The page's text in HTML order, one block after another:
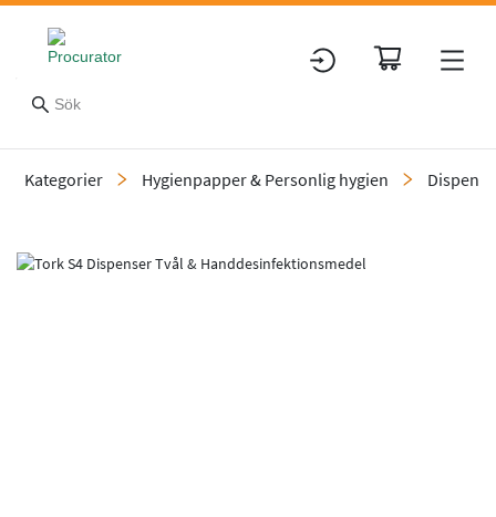
Kategorier Hygienpapper & Personlig hygien
Slide 14 of 14